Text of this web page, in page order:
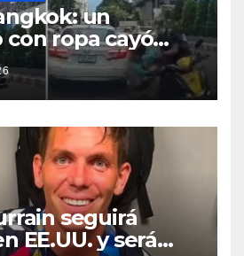
un
ropa cayó
y desató un
plena avenida
seguirá
EE.UU. y será